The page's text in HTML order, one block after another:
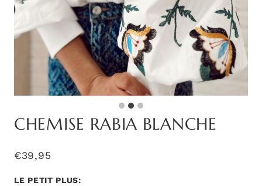
CHEMISE RABIA BLANCHE
€39,95
LE PETIT PLUS: